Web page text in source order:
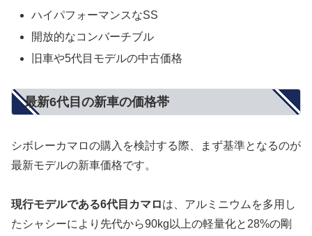
ハイパフォーマンスなSS
開放的なコンバーチブル
旧車や5代目モデルの中古価格
最新6代目の新車の価格帯
シボレーカマロの購入を検討する際、まず基準となるのが
最新モデルの新車価格です。
現行モデルである6代目カマロは、アルミニウムを多用し
たシャシーにより先代から90kg以上の軽量化と28%の剛